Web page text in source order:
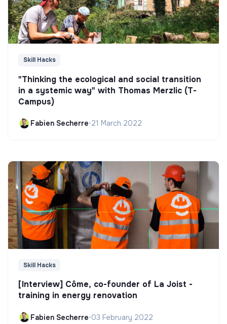
Skill Hacks
"Thinking the ecological and social transition
in a systemic way" with Thomas Merzlic (T-
Campus)
Fabien Secherre•21 March 2022
Skill Hacks
[Interview] Côme, co-founder of La Joist -
training in energy renovation
Fabien Secherre•03 February 2022